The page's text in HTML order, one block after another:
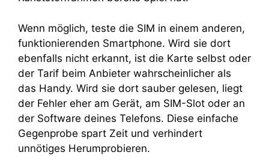
Wenn möglich, teste die SIM in einem anderen,
funktionierenden Smartphone. Wird sie dort
ebenfalls nicht erkannt, ist die Karte selbst oder
der Tarif beim Anbieter wahrscheinlicher als
das Handy. Wird sie dort sauber gelesen, liegt
der Fehler eher am Gerät, am SIM-Slot oder an
der Software deines Telefons. Diese einfache
Gegenprobe spart Zeit und verhindert
unnötiges Herumprobieren.